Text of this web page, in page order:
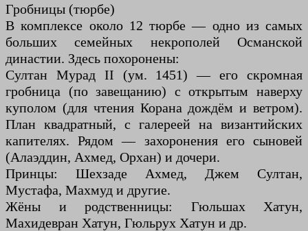
Гробницы (тюрбе)
В комплексе около 12 тюрбе — одно из самых
больших семейных некрополей Османской
династии. Здесь похоронены:
Султан Мурад II (ум. 1451) — его скромная
гробница (по завещанию) с открытым наверху
куполом (для чтения Корана дождём и ветром).
План квадратный, с галереей на византийских
капителях. Рядом — захоронения его сыновей
(Алаэддин, Ахмед, Орхан) и дочери.
Принцы: Шехзаде Ахмед, Джем Султан,
Мустафа, Махмуд и другие.
Жёны и родственницы: Гюльшах Хатун,
Махидевран Хатун, Гюльрух Хатун и др.